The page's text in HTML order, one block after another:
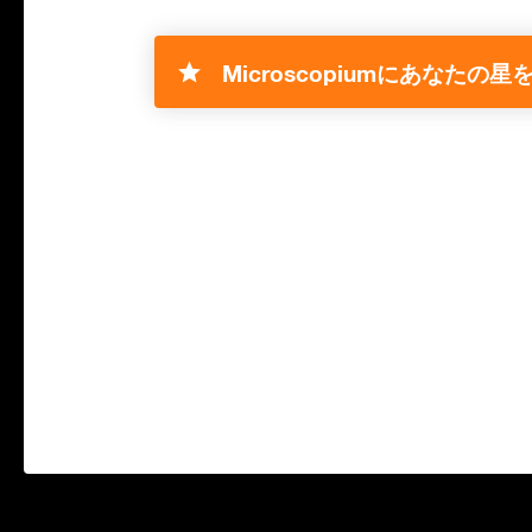
Microscopiumにあなたの星